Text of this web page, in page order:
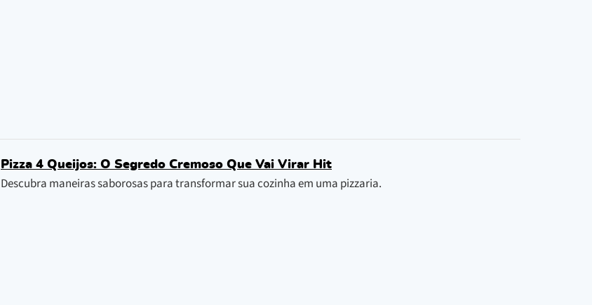
Pizza 4 Queijos: O Segredo Cremoso Que Vai Virar Hit
Descubra maneiras saborosas para transformar sua cozinha em uma pizzaria.